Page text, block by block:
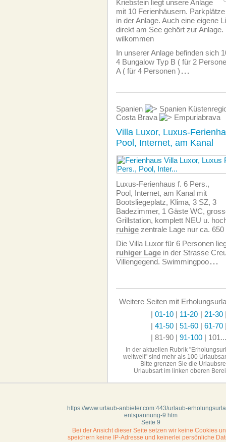
Kriebstein liegt unsere Anlage
mit 10 Ferienhäusern.
in der Anlage. Auch eine eigene
direkt am See gehört zur
wilkommen
In unserer Anlage befinden sich
4 Bungalow Typ B ( für 2
A ( für 4 Personen ) ...
Spanien
Spanien
Costa Brava
Empuriabrava
Villa Luxor, Luxus-
Pool, Internet, am Kanal
Luxus-Ferienhaus f. 6 Pers.,
Pool, Internet, am Kanal mit
Bootsliegeplatz, Klima, 3 SZ, 3
Badezimmer, 1 Gäste WC,
Grillstation, komplett NEU u.
ruhige zentrale Lage nur ca.
Die Villa Luxor für 6 Personen
ruhiger Lage in der Strasse
Villengegend. Swimmingpoo...
Weitere Seiten mit
| 01-10 | 11-20 | 21-30
| 41-50 | 51-60 | 61-70
| 81-90 | 91-100 |
In der aktuellen Rubrik
weltweit" sind mehr als 100
Bitte grenzen Sie die
Urlaubsart im linken oberen
https://www.urlaub-anbieter.com:443/urlaub-
entspannung-9.htm
Seite 9
Bei der Ansicht dieser Seite setzen wir keine Cookies
speichern keine IP-Adresse und keinerlei persönliche